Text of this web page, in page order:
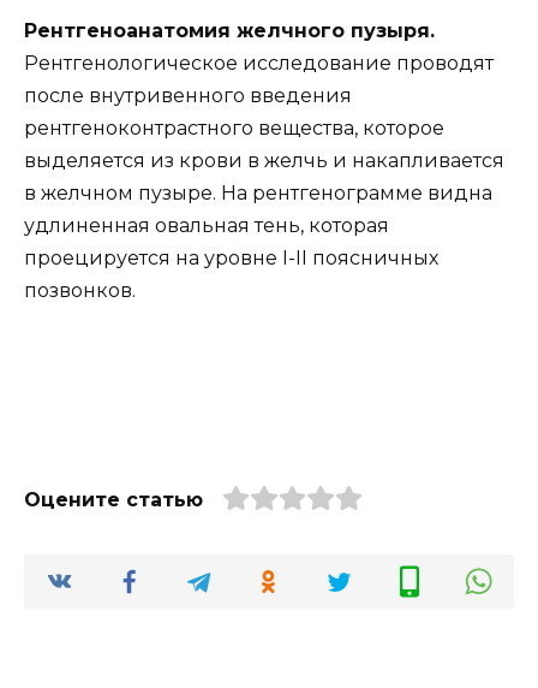
Рентгеноанатомия желчного пузыря.
Рентгенологическое исследование проводят
после внутривенного введения
рентгеноконтрастного вещества, которое
выделяется из крови в желчь и накапливается
в желчном пузыре. На рентгенограмме видна
удлиненная овальная тень, которая
проецируется на уровне I-II поясничных
позвонков.
Оцените статью